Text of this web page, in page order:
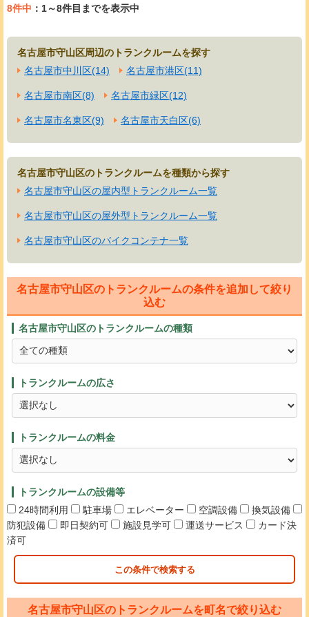
8件中 ：1～8件目までを表示中
名古屋市守山区周辺のトランクルームを探す
名古屋市中川区(14)
名古屋市港区(11)
名古屋市南区(8) 名古屋市緑区(12)
名古屋市名東区(9) 名古屋市天白区(6)
名古屋市守山区のトランクルームを種類から探す
名古屋市守山区の屋内型トランクルーム一覧
名古屋市守山区の屋外型トランクルーム一覧
名古屋市守山区のバイクコンテナ一覧
名古屋市守山区のトランクルームの条件を追加して絞り
込む
名古屋市守山区のトランクルームの種類
トランクルームの広さ
トランクルームの料金
トランクルームの設備等
24時間利用
駐車場 エレベーター 空調設備
換気設備
防犯設備
即日契約可 施設見学可 運送サービス
カード決
済可
この条件で検索する
名古屋市守山区のトランクルームを町名で絞り込む